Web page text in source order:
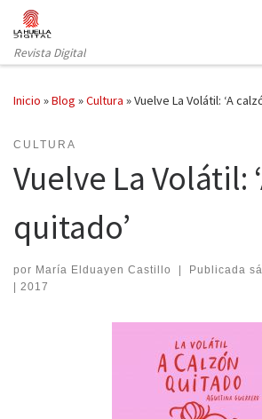
Saltar al contenido
Revista Digital
Inicio »Blog »Cultura »Vuelve La Volátil: ‘A
CULTURA
Vuelve La Volátil:
quitado’
por María Elduayen Castillo | Publicada
| 2017